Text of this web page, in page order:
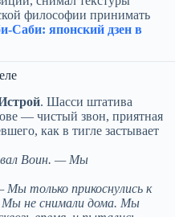
философии принимать
Саби: японский дзен в
. Шасси штатива
— чистый звон, приятная
как в тигле застывает
Воин. — Мы
только прикоснулись к
Мы не снимали дома. Мы